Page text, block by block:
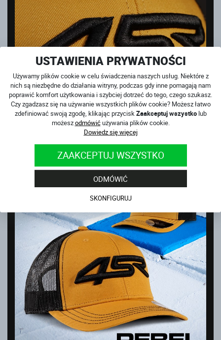
USTAWIENIA PRYWATNOŚCI
Używamy plików cookie w celu świadczenia naszych usług. Niektóre z
nich są niezbędne do działania witryny, podczas gdy inne pomagają nam
poprawić komfort użytkowania i szybciej dotrzeć do tego, czego szukasz.
Czy zgadzasz się na używanie wszystkich plików cookie? Możesz łatwo
zdefiniować swoją zgodę, klikając przycisk Zaakceptuj wszystkolub
możeszodmówićużywania plików cookie.
Dowiedz się więcej
ZAAKCEPTUJ WSZYSTKO
ODMÓWIĆ
SKONFIGURUJ